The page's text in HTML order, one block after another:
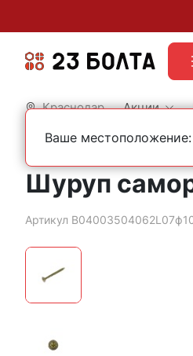
Краснодар Акции
Главная Фасованный крепеж Шурупы
Шуруп
Артикул
Ваше